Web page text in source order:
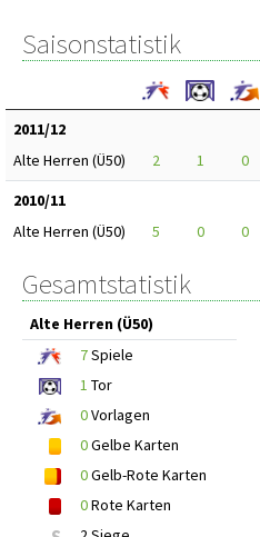
Saisonstatistik
2011/12
Alte Herren (Ü50)
2 1 0
2010/11
Alte Herren (Ü50)
5 0 0
Gesamtstatistik
Alte Herren (Ü50)
7Spiele
1 Tor
0Vorlagen
0Gelbe Karten
0Gelb-Rote Karten
0Rote Karten